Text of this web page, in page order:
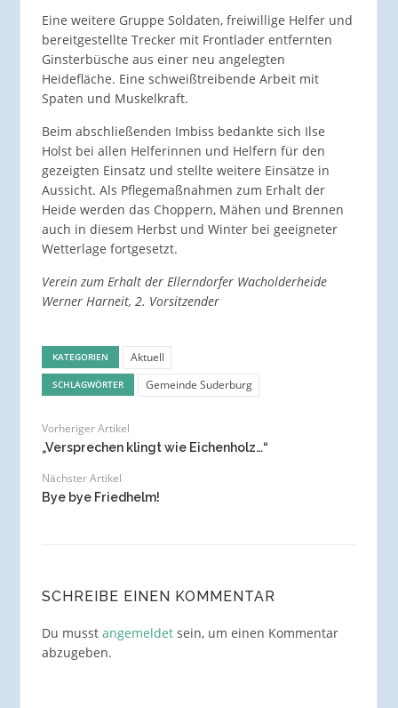
Eine weitere Gruppe Soldaten, freiwillige Helfer und
bereitgestellte Trecker mit Frontlader entfernten
Ginsterbüsche aus einer neu angelegten
Heidefläche. Eine schweißtreibende Arbeit mit
Spaten und Muskelkraft.
Beim abschließenden Imbiss bedankte sich Ilse
Holst bei allen Helferinnen und Helfern für den
gezeigten Einsatz und stellte weitere Einsätze in
Aussicht. Als Pflegemaßnahmen zum Erhalt der
Heide werden das Choppern, Mähen und Brennen
auch in diesem Herbst und Winter bei geeigneter
Wetterlage fortgesetzt.
Verein zum Erhalt der Ellerndorfer Wacholderheide
Werner Harneit, 2. Vorsitzender
KATEGORIEN Aktuell
SCHLAGWÖRTER Gemeinde Suderburg
Vorheriger Artikel
„Versprechen klingt wie Eichenholz…“
Nächster Artikel
Bye bye Friedhelm!
SCHREIBE EINEN KOMMENTAR
Du musst angemeldetsein, um einen Kommentar
abzugeben.